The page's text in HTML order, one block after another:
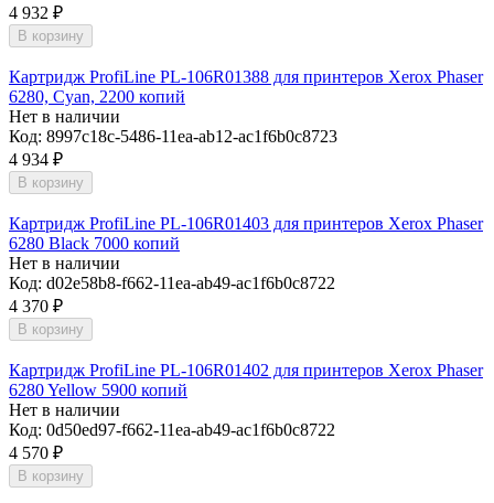
4 932 ₽
В корзину
Картридж ProfiLine PL-106R01388 для принтеров Xerox Phaser
6280, Cyan, 2200 копий
Нет в наличии
Код: 8997c18c-5486-11ea-ab12-ac1f6b0c8723
4 934 ₽
В корзину
Картридж ProfiLine PL-106R01403 для принтеров Xerox Phaser
6280 Black 7000 копий
Нет в наличии
Код: d02e58b8-f662-11ea-ab49-ac1f6b0c8722
4 370 ₽
В корзину
Картридж ProfiLine PL-106R01402 для принтеров Xerox Phaser
6280 Yellow 5900 копий
Нет в наличии
Код: 0d50ed97-f662-11ea-ab49-ac1f6b0c8722
4 570 ₽
В корзину